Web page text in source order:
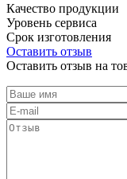
Качество продукции
Уровень сервиса
Срок изготовления
Оставить отзыв
Оставить отзыв на